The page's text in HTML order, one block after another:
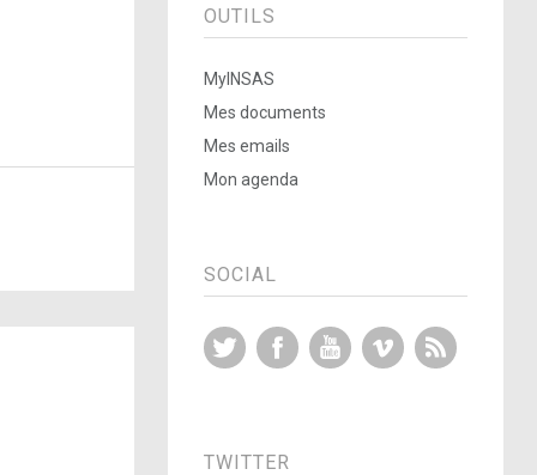
OUTILS
MyINSAS
Mes documents
Mes emails
Mon agenda
SOCIAL
Twitter FacebookYouTubeVimeo
TWITTER